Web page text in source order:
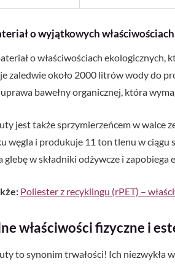
o wyjątkowych
o właściwościach ekologicznych,
zaledwie około 2000 litrów wody do
bawełny organicznej, która
jest także sprzymierzeńcem w walce
węgla i produkuje 11 ton tlenu w
glebę w składniki odżywcze i
Poliester z recyklingu (rPET) –
właściwości fizyczne i
to synonim trwałości! Ich niezwykła